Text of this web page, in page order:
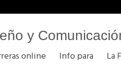
y
online Info para La